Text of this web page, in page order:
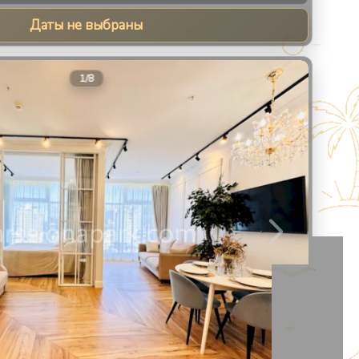
Даты не выбраны
1/8